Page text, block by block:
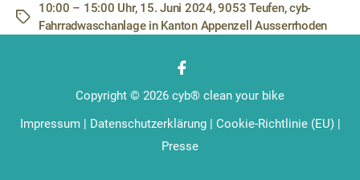
Schlagwörter
10:00 – 15:00 Uhr, 15. Juni 2024,9053 Teufen,cyb-
Fahrradwaschanlage in Kanton Appenzell Ausserrhoden
Copyright © 2026 cyb® clean your bike
Impressum| Datenschutzerklärung| Cookie-Richtlinie (EU)|
Presse